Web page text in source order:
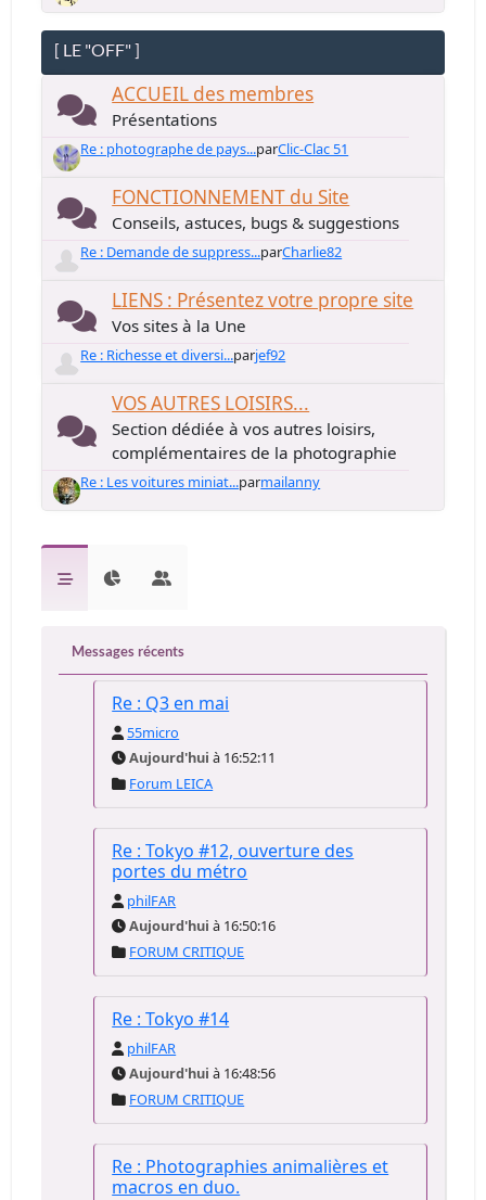
[ LE "OFF" ]
ACCUEIL des membres
Présentations
Re : photographe de pays...parClic-Clac 51
FONCTIONNEMENT du Site
Conseils, astuces, bugs & suggestions
Re : Demande de suppress...parCharlie82
LIENS : Présentez votre propre site
Vos sites à la Une
Re : Richesse et diversi...parjef92
VOS AUTRES LOISIRS...
Section dédiée à vos autres loisirs,
complémentaires de la photographie
Re : Les voitures miniat...parmailanny
Messages récents
Re : Q3 en mai
55micro
Aujourd'hui à 16:52:11
Forum LEICA
Re : Tokyo #12, ouverture des
portes du métro
philFAR
Aujourd'hui à 16:50:16
FORUM CRITIQUE
Re : Tokyo #14
philFAR
Aujourd'hui à 16:48:56
FORUM CRITIQUE
Re : Photographies animalières et
macros en duo.